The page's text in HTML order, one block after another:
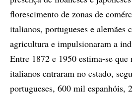
florescimento de zonas de
italianos, portugueses e alemães
agricultura e impulsionaram a
Entre 1872 e 1950 estima-se
italianos entraram no estado,
portugueses, 600 mil espanhóis,